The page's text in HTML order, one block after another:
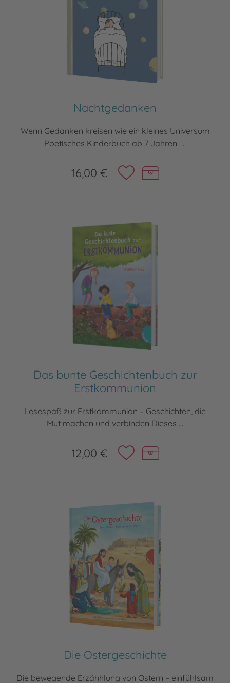
Nachtgedanken
Wenn Gedanken kreisen wie ein kleines Universum
Poetisches Kinderbuch ab 7 Jahren ...
16,00 €
Das bunte Geschichtenbuch zur
Erstkommunion
Lesespaß zur Erstkommunion – Geschichten, die
Mut machen und verbinden Dieses ...
12,00 €
Die Ostergeschichte
Die bewegende Erzähhlung von Ostern – einfühlsam